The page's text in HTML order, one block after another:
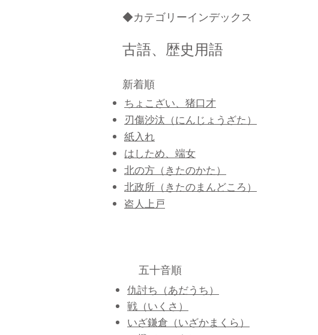
◆カテゴリーインデックス
古語、歴史用語
新着順
ちょこざい、猪口才
刃傷沙汰（にんじょうざた）
紙入れ
はしため、端女
北の方（きたのかた）
北政所（きたのまんどころ）
盗人上戸
五十音順
仇討ち（あだうち）
戦（いくさ）
いざ鎌倉（いざかまくら）